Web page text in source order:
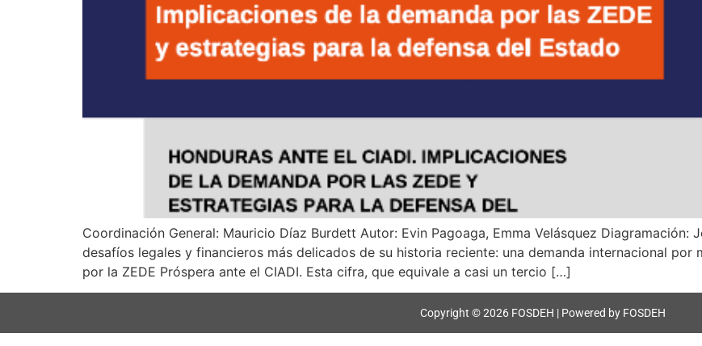
Coordinación General: Mauricio Díaz Burdett Autor: Evin Pagoaga, Emma Velásquez Diagramación:
desafíos legales y financieros más delicados de su historia reciente: una demanda internacional por
por la ZEDE Próspera ante el CIADI. Esta cifra, que equivale a casi un tercio […]
Copyright © 2026 FOSDEH | Powered by FOSDEH